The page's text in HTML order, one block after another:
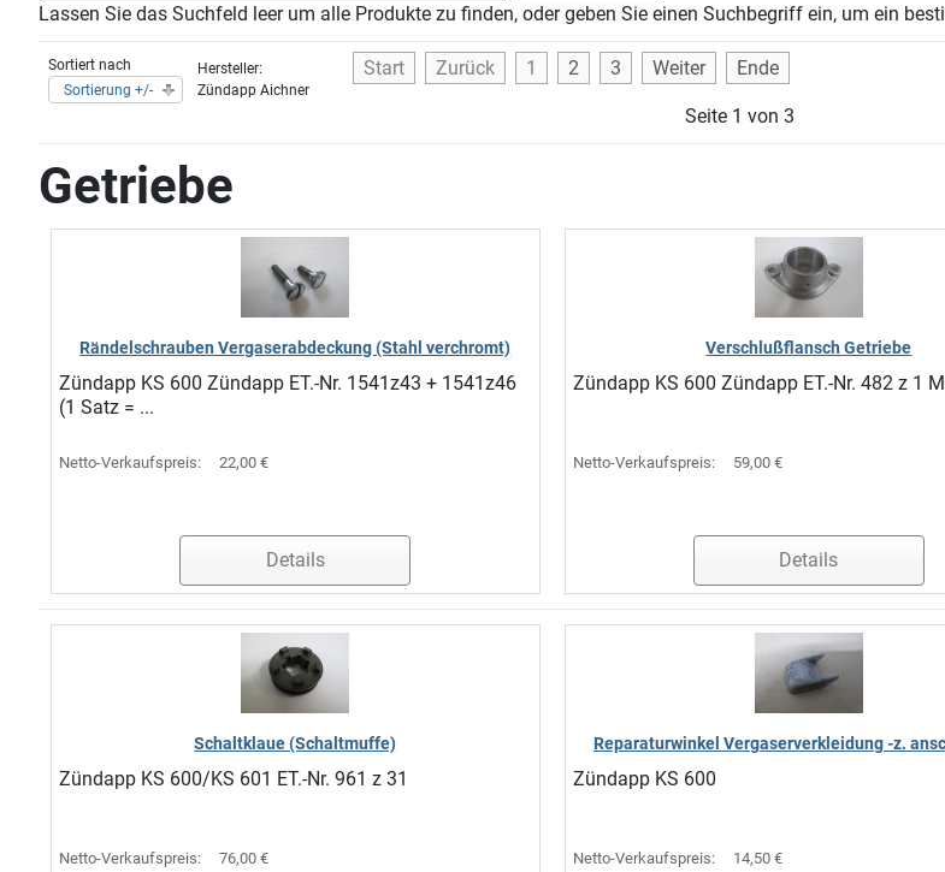
Lassen Sie das Suchfeld leer um alle Produkte zu finden, oder geben Sie einen Suchbegriff ein, um ein
Sortiert nach
Sortierung +/-
Hersteller:
Zündapp Aichner
Start Zurück 1 2 3 Weiter Ende
Seite 1 von 3
Getriebe
Rändelschrauben Vergaserabdeckung (Stahl verchromt)
Zündapp KS 600 Zündapp ET.-Nr. 1541z43 + 1541z46
(1 Satz = ...
Netto-Verkaufspreis: 22,00 €
Details
Verschlußflansch Getriebe
Zündapp KS 600 Zündapp ET.-Nr. 482 z 1
Netto-Verkaufspreis: 59,00 €
Details
Schaltklaue (Schaltmuffe)
Zündapp KS 600/KS 601 ET.-Nr. 961 z 31
Netto-Verkaufspreis: 76,00 €
Reparaturwinkel Vergaserverkleidung -z.
Zündapp KS 600
Netto-Verkaufspreis: 14,50 €